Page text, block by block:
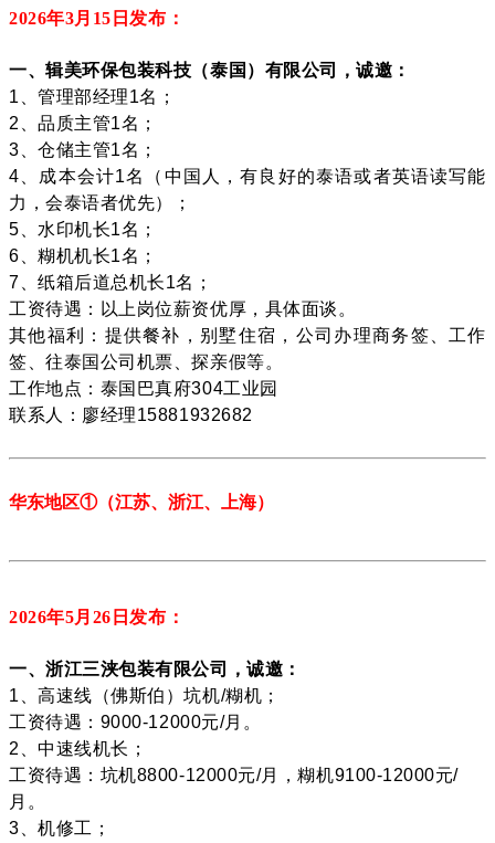
2026年3月15 日发布：
一、辑美环保包装科技（泰国）有限公司，诚邀：
1、管理部经理1名；
2、品质主管1名；
3、仓储主管1名；
4、成本会计1名（中国人，有良好的泰语或者英语读写能
力，会泰语者优先）；
5、水印机长1名；
6、糊机机长1名；
7、纸箱后道总机长1名；
工资待遇：以上岗位薪资优厚，具体面谈。
其他福利：提供餐补，别墅住宿，公司办理商务签、工作
签、往泰国公司机票、探亲假等。
工作地点：泰国巴真府304工业园
联系人：廖经理15881932682
华东地区①（江苏、 浙江、上海）
2026年5月26 日发布：
一、浙江三浃包装有限公司，诚邀：
1、高速线（佛斯伯）坑机/糊机；
工资待遇：9000-12000元/月。
2、中速线机长；
工资待遇：坑机8800-12000元/月，糊机9100-12000元/
月。
3、机修工；